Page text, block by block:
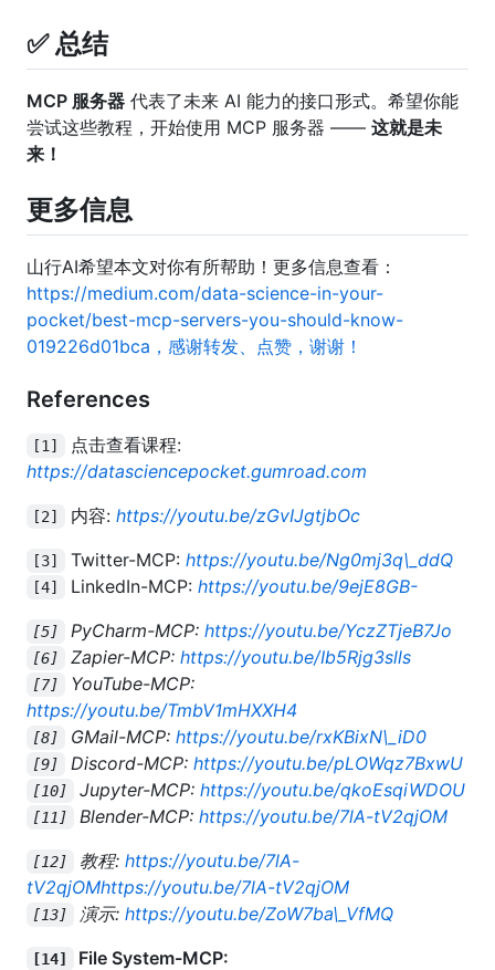
✅ 总结
MCP 服务器 代表了未来 AI 能力的接口形式。希望你能
尝试这些教程，开始使用 MCP 服务器 —— 这就是未
来！
更多信息
山行AI希望本文对你有所帮助！更多信息查看：
https://medium.com/data-science-in-your-
pocket/best-mcp-servers-you-should-know-
019226d01bca，感谢转发、点赞，谢谢！
References
[1]
点击查看课程:
https://datasciencepocket.gumroad.com
[2] 内容: https://youtu.be/zGvIJgtjbOc
[3] Twitter-MCP: https://youtu.be/Ng0mj3q\_ddQ
[4] LinkedIn-MCP: https://youtu.be/9ejE8GB-
[5] PyCharm-MCP: https://youtu.be/YczZTjeB7Jo
[6] Zapier-MCP: https://youtu.be/Ib5Rjg3slls
[7]
YouTube-MCP:
https://youtu.be/TmbV1mHXXH4
[8] GMail-MCP: https://youtu.be/rxKBixN\_iD0
[9] Discord-MCP: https://youtu.be/pLOWqz7BxwU
[10] Jupyter-MCP: https://youtu.be/qkoEsqiWDOU
[11] Blender-MCP: https://youtu.be/7lA-tV2qjOM
[12] 教程: https://youtu.be/7lA-
tV2qjOMhttps://youtu.be/7lA-tV2qjOM
[13] 演示: https://youtu.be/ZoW7ba\_VfMQ
[14]
File System-MCP: